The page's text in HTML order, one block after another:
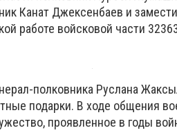
Канат Джексенбаев и
работе войсковой части
полковника Руслана
подарки. В ходе общения
проявленное в годы